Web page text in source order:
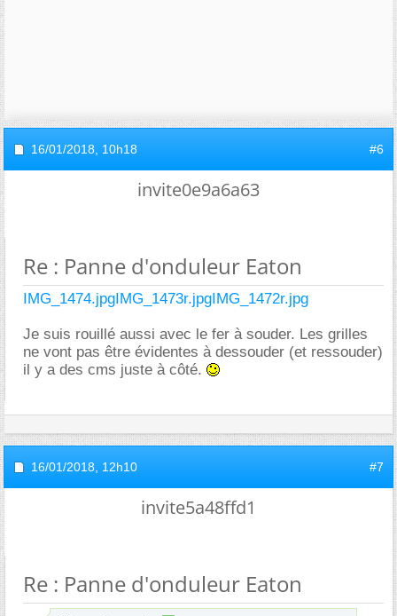
16/01/2018, 10h18 #6
invite0e9a6a63
Re : Panne d'onduleur Eaton
IMG_1474.jpgIMG_1473r.jpgIMG_1472r.jpg
Je suis rouillé aussi avec le fer à souder. Les grilles
ne vont pas être évidentes à dessouder (et ressouder)
il y a des cms juste à côté.
16/01/2018, 12h10 #7
invite5a48ffd1
Re : Panne d'onduleur Eaton